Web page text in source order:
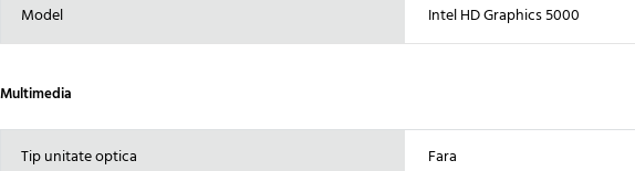
Model Intel HD Graphics 5000
Multimedia
Tip unitate optica Fara